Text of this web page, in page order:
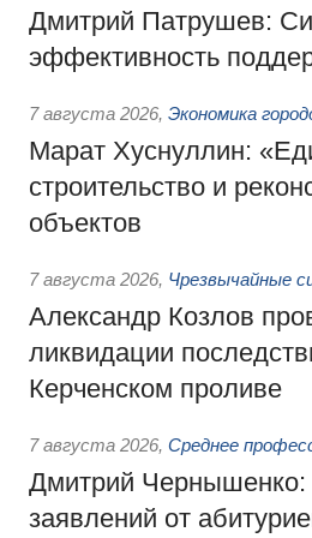
Дмитрий Патрушев:
эффективность
7 августа 2026, Экономика
Марат Хуснуллин:
строительство и
объектов
7 августа 2026, Чрезвычайные
Александр Козлов
ликвидации
Керченском проливе
7 августа 2026, Среднее
Дмитрий Чернышенко:
заявлений от